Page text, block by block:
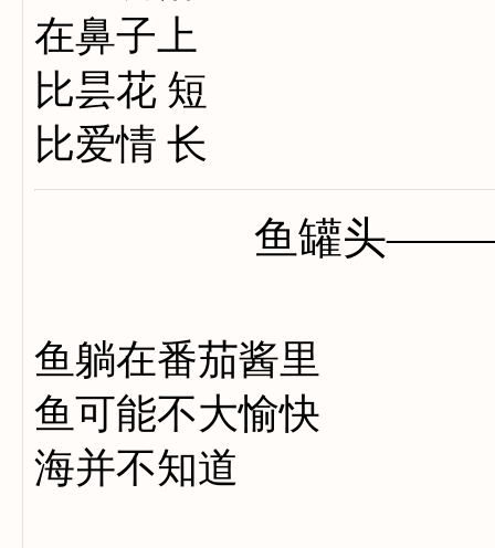
在鼻子上
比昙花 短
比爱情 长
鱼罐头
鱼躺在番茄酱里
鱼可能不大愉快
海并不知道